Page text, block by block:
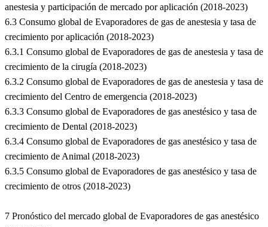
anestesia y participación de mercado por aplicación (2018-2023)
6.3 Consumo global de Evaporadores de gas de anestesia y tasa de
crecimiento por aplicación (2018-2023)
6.3.1 Consumo global de Evaporadores de gas de anestesia y tasa de
crecimiento de la cirugía (2018-2023)
6.3.2 Consumo global de Evaporadores de gas de anestesia y tasa de
crecimiento del Centro de emergencia (2018-2023)
6.3.3 Consumo global de Evaporadores de gas anestésico y tasa de
crecimiento de Dental (2018-2023)
6.3.4 Consumo global de Evaporadores de gas anestésico y tasa de
crecimiento de Animal (2018-2023)
6.3.5 Consumo global de Evaporadores de gas anestésico y tasa de
crecimiento de otros (2018-2023)
7 Pronóstico del mercado global de Evaporadores de gas anestésico